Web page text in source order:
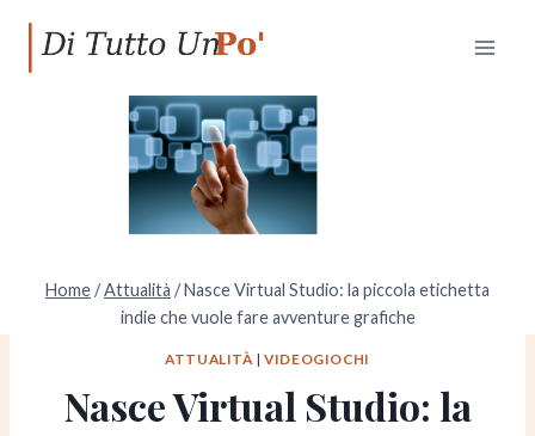
contenuto
Home/Attualità /Nasce Virtual Studio: la piccola etichetta
indie che vuole fare avventure grafiche
ATTUALITÀ|VIDEOGIOCHI
Nasce Virtual Studio: la